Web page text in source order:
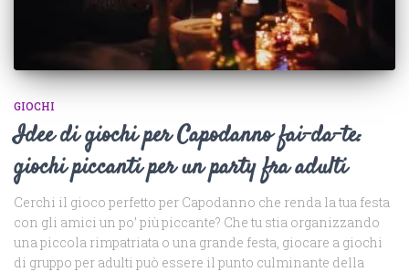
GIOCHI
Idee di giochi per Capodanno fai-da-te:
giochi piccanti per un party fra adulti
Cerchi il gioco perfetto per Capodanno che renda la tua festa
con gli amici un po’ più piccante? Che tu stia organizzando
una piccola rimpatriata o una grande festa, giocare a giochi
di gruppo per adulti può essere il punto culminante della